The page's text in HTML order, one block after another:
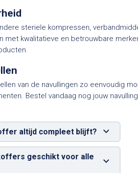
steriele kompressen,
met kwalitatieve en betrouwbare
van de navullingen zo eenvoudig
Bestel vandaag nog jouw
altijd compleet blijft?
geschikt voor alle